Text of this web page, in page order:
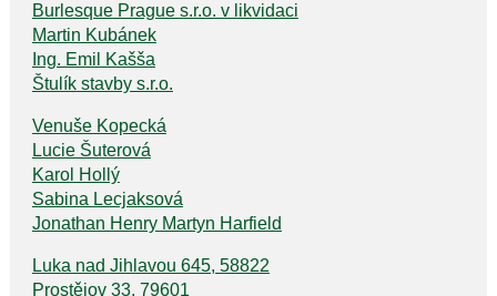
Burlesque Prague s.r.o. v likvidaci
Martin Kubánek
Ing. Emil Kašša
Štulík stavby s.r.o.
Venuše Kopecká
Lucie Šuterová
Karol Hollý
Sabina Lecjaksová
Jonathan Henry Martyn Harfield
Luka nad Jihlavou 645, 58822
Prostějov 33, 79601